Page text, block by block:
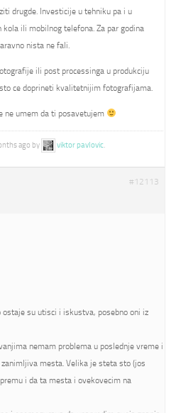
drugde. Investicije u tehniku pa i u
ili mobilnog telefona. Za par godina
nista ne fali.
ili post processinga u produkciju
ce doprineti kvalitetnijim fotografijama.
ne umem da ti posavetujem
ago by viktor pavlovic.
#12113
ostaje su utisci i iskustva, posebno oni iz
nemam problema u poslednje vreme i
mesta. Velika je steta sto (jos
i da ta mesta i ovekovecim na